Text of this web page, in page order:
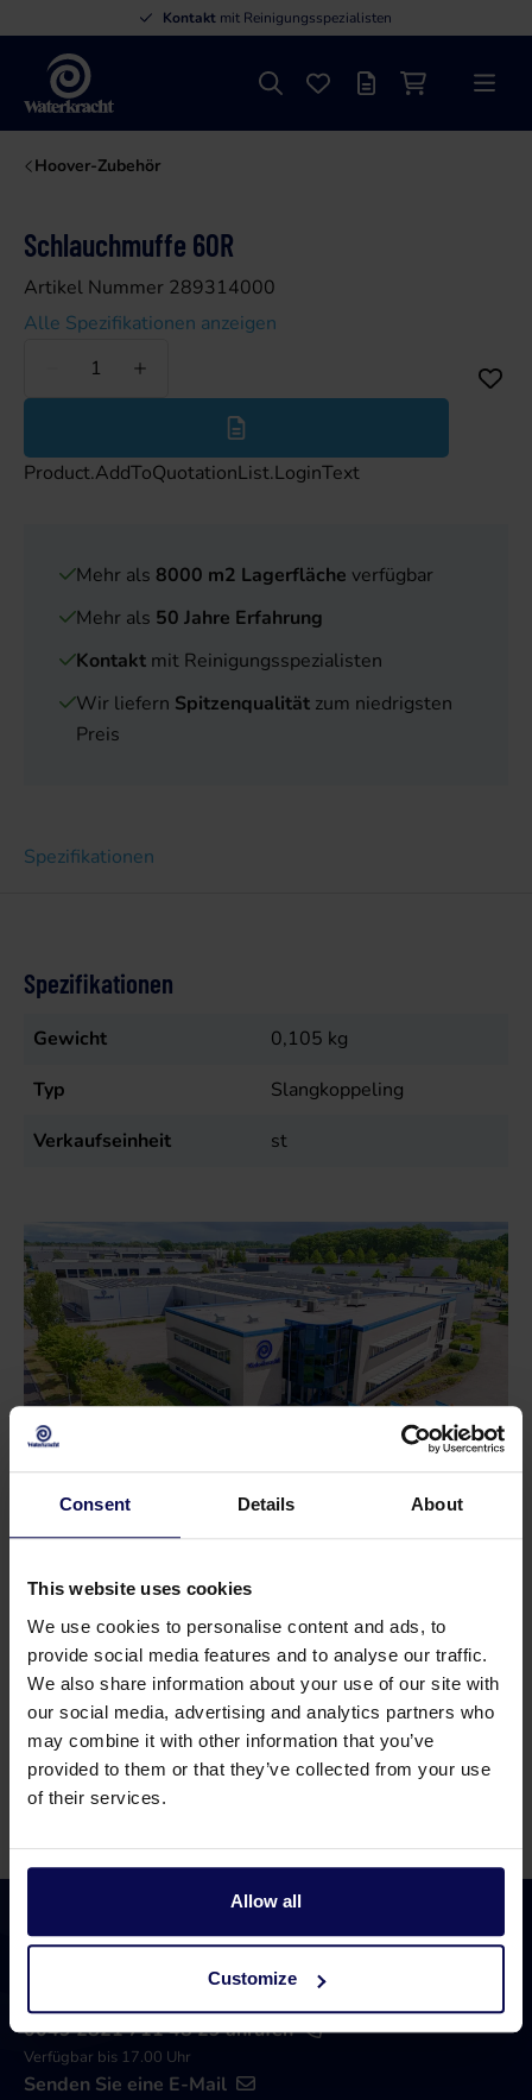
Consent Details About
This website uses cookies
We use cookies to personalise content and ads, to
provide social media features and to analyse our traffic.
We also share information about your use of our site with
our social media, advertising and analytics partners who
may combine it with other information that you’ve
provided to them or that they’ve collected from your use
of their services.
Allow all
Customize
Kontakt mit Reinigungsspezialisten
Waterkracht
SucheFavoritenAngebotslisteMenü
Hoover-Zubehör
Schlauchmuffe 60R
Artikel Nummer 289314000
Alle Spezifikationen anzeigen
Weniger
Product.AddToQuotationList.LoginText
Mehr als 8000 m2 Lagerfläche verfügbar
Mehr als 50 Jahre Erfahrung
Kontakt mit Reinigungsspezialisten
Wir liefern Spitzenqualität zum niedrigsten
Preis
Spezifikationen
Spezifikationen
Gewicht 0,105 kg
Typ
Slangkoppeling
Verkaufseinheit
st
Hilfe?
Unsere Spezialisten helfen Ihnen gerne weiter
bei der Suche nach einer passenden Lösung für
Ihr Problem!
0315 258 181 anrufen Kontakt
0049 2821 711 48 29 anrufen
Verfügbar bis 17.00 Uhr
Senden Sie eine E-Mail